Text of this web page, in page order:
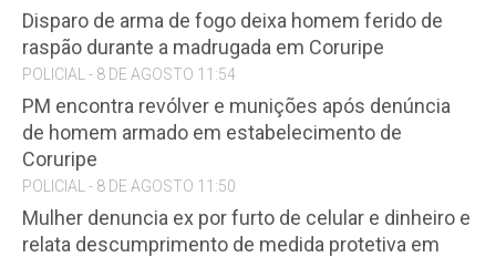
Disparo de arma de fogo deixa homem ferido de
raspão durante a madrugada em Coruripe
POLICIAL - 8 DE AGOSTO 11:54
PM encontra revólver e munições após denúncia
de homem armado em estabelecimento de
Coruripe
POLICIAL - 8 DE AGOSTO 11:50
Mulher denuncia ex por furto de celular e dinheiro e
relata descumprimento de medida protetiva em